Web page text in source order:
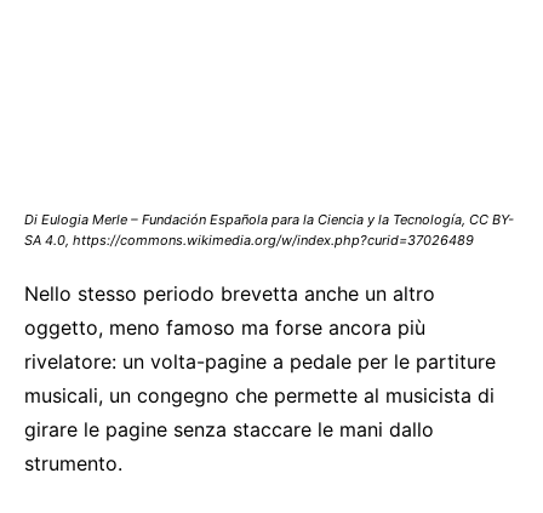
Di Eulogia Merle – Fundación Española para la Ciencia y la Tecnología, CC BY-
SA 4.0, https://commons.wikimedia.org/w/index.php?curid=37026489
Nello stesso periodo brevetta anche un altro
oggetto, meno famoso ma forse ancora più
rivelatore: un volta-pagine a pedale per le partiture
musicali, un congegno che permette al musicista di
girare le pagine senza staccare le mani dallo
strumento.